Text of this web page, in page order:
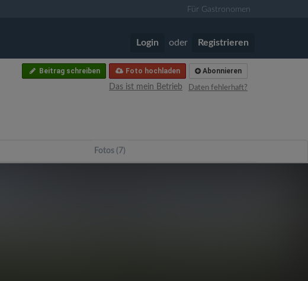
Für Gastronomen
Login oder Registrieren
Abonnieren
Foto hochladen
Beitrag schreiben
Daten fehlerhaft?
Das ist mein Betrieb
Fotos (7)